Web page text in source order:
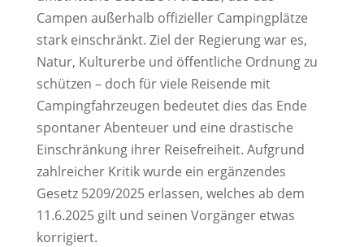
Campen außerhalb offizieller Campingplätze
stark einschränkt. Ziel der Regierung war es,
Natur, Kulturerbe und öffentliche Ordnung zu
schützen – doch für viele Reisende mit
Campingfahrzeugen bedeutet dies das Ende
spontaner Abenteuer und eine drastische
Einschränkung ihrer Reisefreiheit. Aufgrund
zahlreicher Kritik wurde ein ergänzendes
Gesetz 5209/2025 erlassen, welches ab dem
11.6.2025 gilt und seinen Vorgänger etwas
korrigiert.